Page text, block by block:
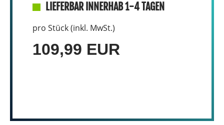
LIEFERBAR INNERHAB 1-4 TAGEN
pro Stück (inkl. MwSt.)
109,99 EUR